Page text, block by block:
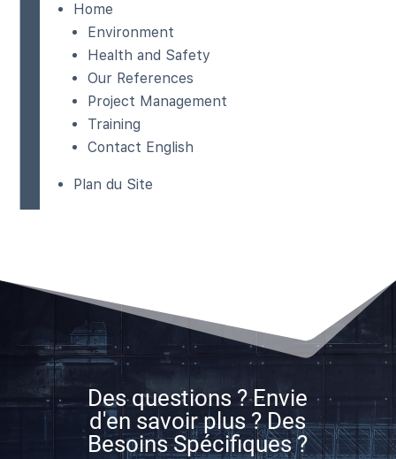
Home
Environment
Health and Safety
Our References
Project Management
Training
Contact English
Plan du Site
Des questions ? Envie
d'en savoir plus ? Des
Besoins Spécifiques ?